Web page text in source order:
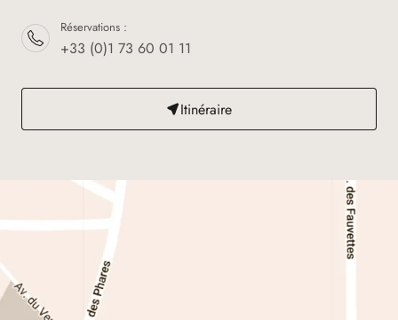
Réservations :
+33 (0)1 73 60 01 11
Itinéraire